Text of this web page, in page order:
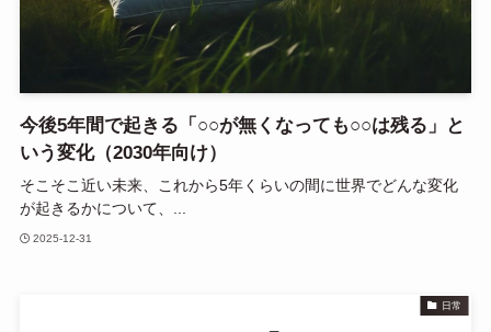
今後5年間で起きる「○○が無くなっても○○は残る」と
いう変化（2030年向け）
そこそこ近い未来、これから5年くらいの間に世界でどんな変化
が起きるかについて、...
2025-12-31
日常